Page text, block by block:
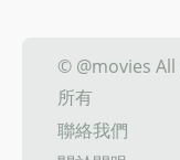
© @movies
所有
聯絡我們